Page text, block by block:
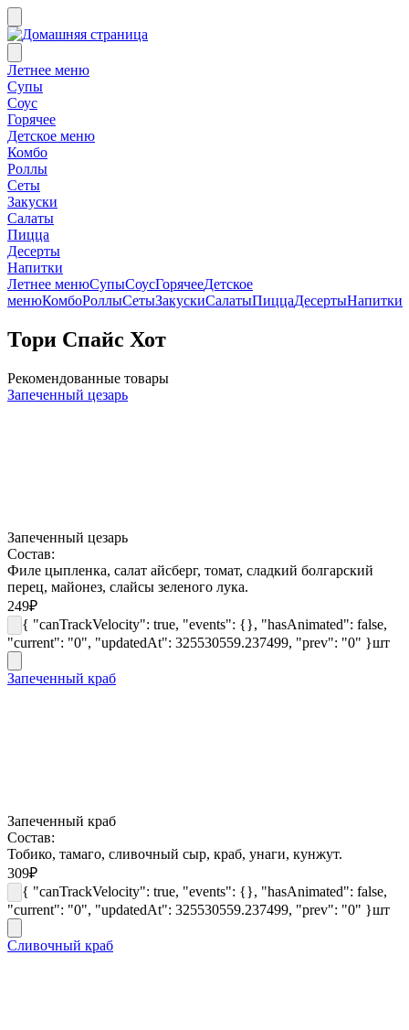
Летнее меню
Супы
Соус
Горячее
Детское меню
Комбо
Роллы
Сеты
Закуски
Салаты
Пицца
Десерты
Напитки
Летнее менюСупыСоусГорячееДетское
менюКомбоРоллыСетыЗакускиСалатыПиццаДесертыНапитки
Тори Спайс Хот
Рекомендованные товары
Запеченный цезарь
Запеченный цезарь
Состав:
Филе цыпленка, салат айсберг, томат, сладкий болгарский
перец, майонез, слайсы зеленого лука.
249₽
{ "canTrackVelocity": true, "events": {}, "hasAnimated": false,
"current": "0", "updatedAt": 325530559.237499, "prev": "0" }шт
Запеченный краб
Запеченный краб
Состав:
Тобико, тамаго, сливочный сыр, краб, унаги, кунжут.
309₽
{ "canTrackVelocity": true, "events": {}, "hasAnimated": false,
"current": "0", "updatedAt": 325530559.237499, "prev": "0" }шт
Сливочный краб